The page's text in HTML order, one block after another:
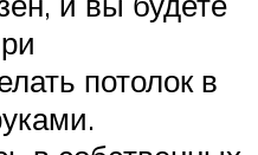
потолок в